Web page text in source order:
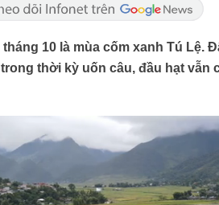
10 là mùa cốm xanh Tú Lệ.
thời kỳ uốn câu, đầu hạt vẫn